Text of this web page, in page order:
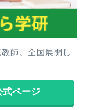
師。全国展開し
式ページ